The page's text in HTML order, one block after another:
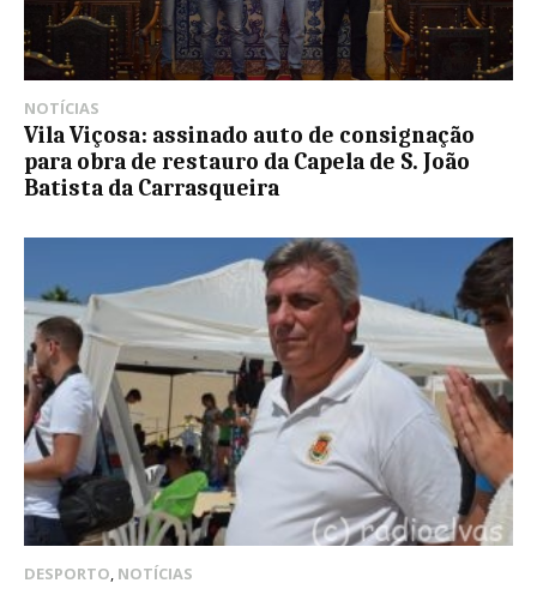
NOTÍCIAS
Vila Viçosa: assinado auto de consignação
para obra de restauro da Capela de S. João
Batista da Carrasqueira
DESPORTO, NOTÍCIAS